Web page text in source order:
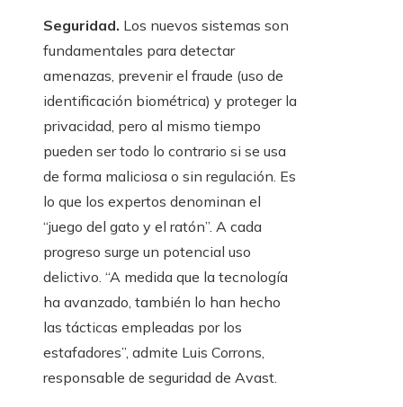
Seguridad. Los nuevos sistemas son
fundamentales para detectar
amenazas, prevenir el fraude (uso de
identificación biométrica) y proteger la
privacidad, pero al mismo tiempo
pueden ser todo lo contrario si se usa
de forma maliciosa o sin regulación. Es
lo que los expertos denominan el
“juego del gato y el ratón”. A cada
progreso surge un potencial uso
delictivo. “A medida que la tecnología
ha avanzado, también lo han hecho
las tácticas empleadas por los
estafadores”, admite Luis Corrons,
responsable de seguridad de Avast.